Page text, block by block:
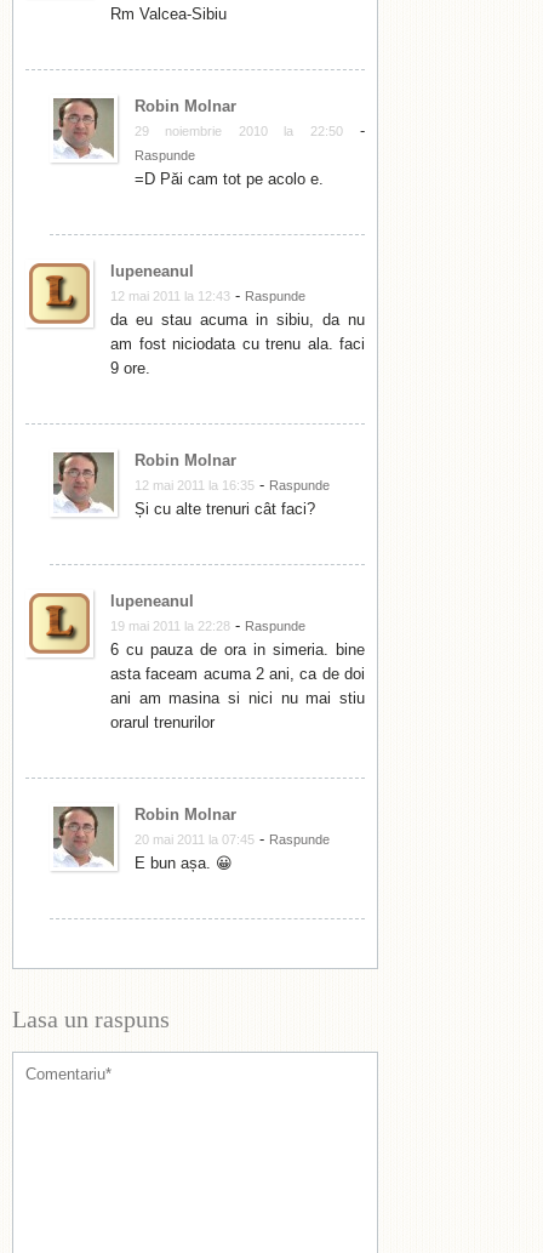
Rm Valcea-Sibiu
Robin Molnar
29 noiembrie 2010 la 22:50-
Raspunde
=D Păi cam tot pe acolo e.
lupeneanul
12 mai 2011 la 12:43 - Raspunde
da eu stau acuma in sibiu, da nu
am fost niciodata cu trenu ala. faci
9 ore.
Robin Molnar
12 mai 2011 la 16:35 - Raspunde
Și cu alte trenuri cât faci?
lupeneanul
19 mai 2011 la 22:28 - Raspunde
6 cu pauza de ora in simeria. bine
asta faceam acuma 2 ani, ca de doi
ani am masina si nici nu mai stiu
orarul trenurilor
Robin Molnar
20 mai 2011 la 07:45 - Raspunde
E bun așa. 😀
Lasa un raspuns